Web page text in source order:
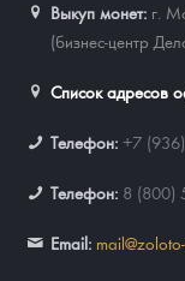
Выкуп монет: г.
(бизнес-центр
Список адресов
Телефон: +7
Телефон: 8 (800)
Email: